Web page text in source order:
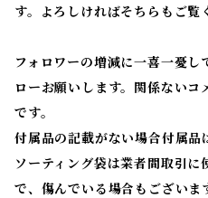
す。よろしければそちらもご覧
フォロワーの増減に一喜一憂し
ローお願いします。関係ない
です。
付属品の記載がない場合付属品
ソーティング袋は業者間取引
で、傷んでいる場合もございま